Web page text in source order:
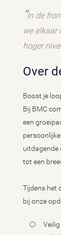
In de
we elkaar
hoger
Over
Boost je
Bij BMC
een
uitdagende
tot een
Tijdens het
bij onze